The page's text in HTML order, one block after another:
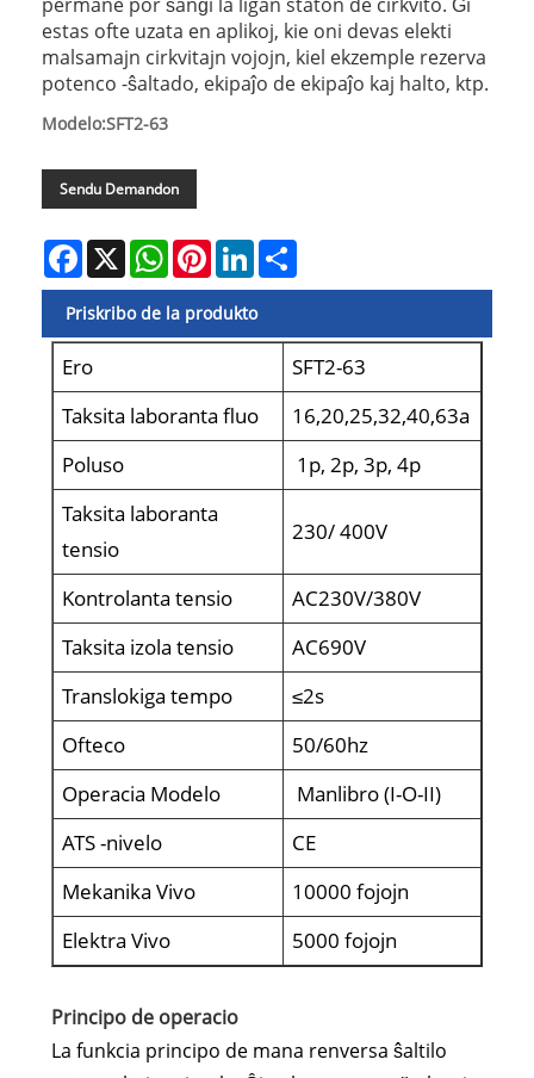
estas ofte uzata en aplikoj, kie oni devas elekti
malsamajn cirkvitajn vojojn, kiel ekzemple rezerva
potenco -ŝaltado, ekipaĵo de ekipaĵo kaj halto, ktp.
Modelo:SFT2-63
Sendu Demandon
Facebook
X WhatsAppPinterestLinkedIn
Priskribo de la produkto
Ero
SFT2-63
Taksita laboranta fluo
16,20,25,32,40,63a
Poluso
1p, 2p, 3p, 4p
Taksita laboranta
tensio
230/ 400V
Kontrolanta tensio
AC230V/380V
Taksita izola tensio
AC690V
Translokiga tempo
≤2s
Ofteco
50/60hz
Operacia Modelo
Manlibro (I-O-II)
ATS -nivelo
CE
Mekanika Vivo
10000 fojojn
Elektra Vivo
5000 fojojn
Principo de operacio
La funkcia principo de mana renversa ŝaltilo